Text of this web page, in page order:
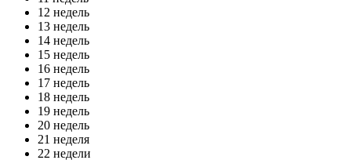
12 недель
13 недель
14 недель
15 недель
16 недель
17 недель
18 недель
19 недель
20 недель
21 неделя
22 недели